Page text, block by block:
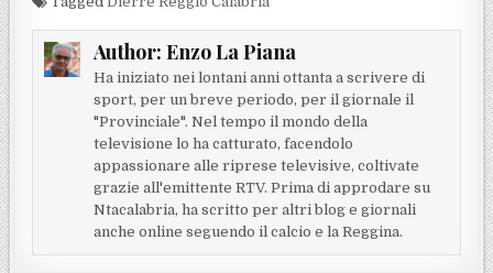
Author: Enzo La Piana
Ha iniziato nei lontani anni ottanta a scrivere di
sport, per un breve periodo, per il giornale il
"Provinciale". Nel tempo il mondo della
televisione lo ha catturato, facendolo
appassionare alle riprese televisive, coltivate
grazie all'emittente RTV. Prima di approdare su
Ntacalabria, ha scritto per altri blog e giornali
anche online seguendo il calcio e la Reggina.